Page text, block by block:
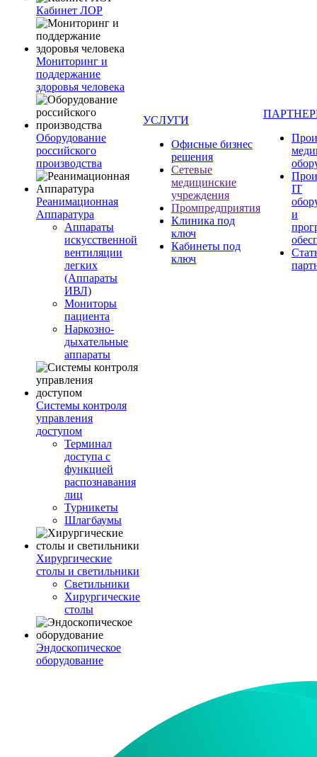
Кабинет ЛОР
Мониторинг и
поддержание
здоровья человека
Оборудование
российского
производства
Реанимационная
Аппаратура
Аппараты
искусственной
вентиляции
легких
(Аппараты
ИВЛ)
Мониторы
пациента
Наркозно-
дыхательные
аппараты
Системы контроля
управления
доступом
Терминал
доступа с
функцией
распознавания
лиц
Турникеты
Шлагбаумы
Хирургические
столы и светильники
Светильники
Хирургические
столы
Эндоскопическое
оборудование
УСЛУГИ
Офисные бизнес
решения
Сетевые
медицинские
учреждения
Промпредприятия
Клиника под
ключ
Кабинеты под
ключ
IT
и